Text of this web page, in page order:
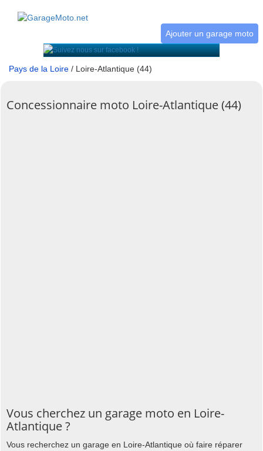
Ajouter un garage moto
Pays de la Loire / Loire-Atlantique (44)
Concessionnaire moto Loire-Atlantique (44)
Vous cherchez un garage moto en Loire-
Atlantique ?
Vous recherchez un garage en Loire-Atlantique où faire réparer